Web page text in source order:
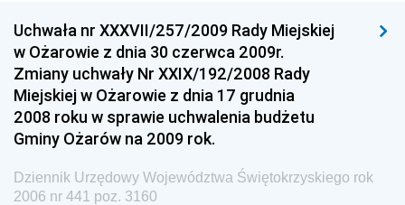
Dziennik Urzędowy Głównego Urzędu Miar
Dziennik Urzędowy Ministra Rolnictwa i Rozwoju Wsi
Dziennik Urzędowy Ministra Edukacji Narodowej i
Sportu
Dziennik Urzędowy Ministra Edukacji i Nauki
Dziennik Urzędowy Ministra Edukacji Narodowej
Dziennik Urzędowy Ministra Gospodarki Morskiej
Uchwała nr XXXVII/257/2009 Rady Miejskiej
w Ożarowie z dnia 30 czerwca 2009r.
Zmiany uchwały Nr XXIX/192/2008 Rady
Miejskiej w Ożarowie z dnia 17 grudnia
2008 roku w sprawie uchwalenia budżetu
Gminy Ożarów na 2009 rok.
Dziennik Urzędowy Województwa Świętokrzyskiego rok
2006 nr 441 poz. 3160